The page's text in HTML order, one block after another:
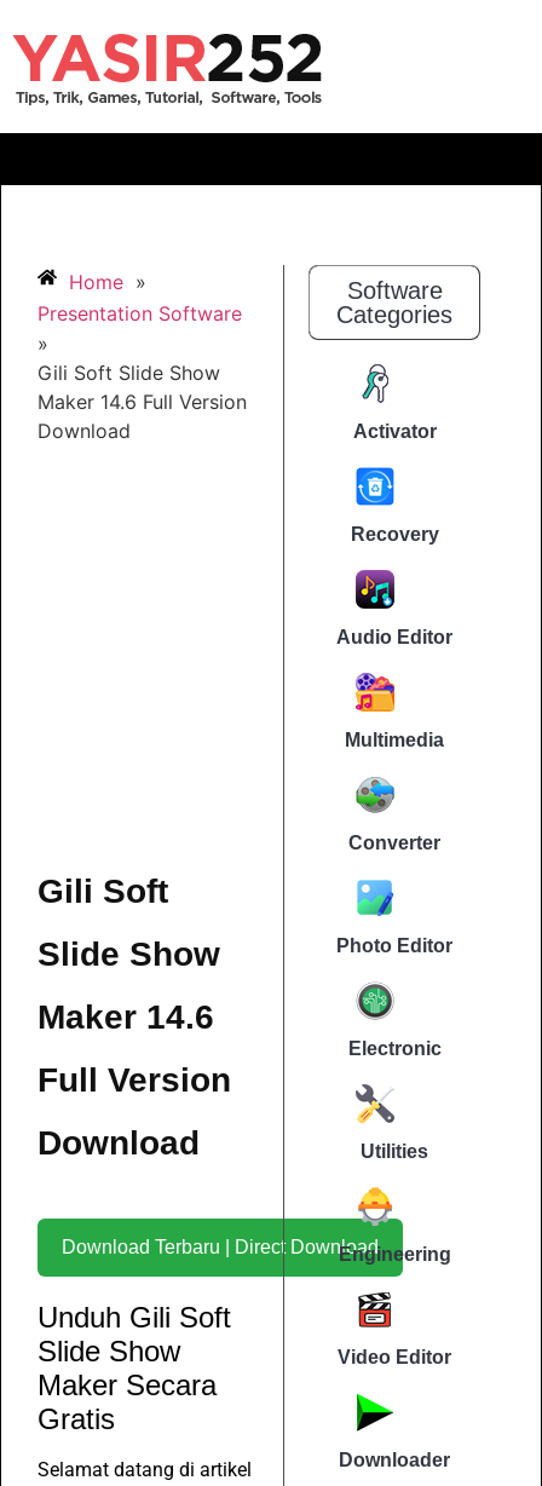
Home »
Presentation Software
»
Gili Soft Slide Show
Maker 14.6 Full Version
Download
Gili Soft
Slide Show
Maker 14.6
Full Version
Download
Download Terbaru | Direct Download
Unduh Gili Soft
Slide Show
Maker Secara
Gratis
Selamat datang di artikel
Software
Categories
Activator
Recovery
Audio Editor
Multimedia
Converter
Photo Editor
Electronic
Utilities
Engineering
Video Editor
Downloader